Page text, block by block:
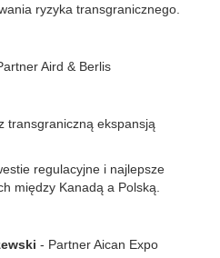
ryzyka transgranicznego.
Aird & Berlis
transgraniczną ekspansją
regulacyjne i najlepsze
między Kanadą a Polską.
- PartnerAican Expo